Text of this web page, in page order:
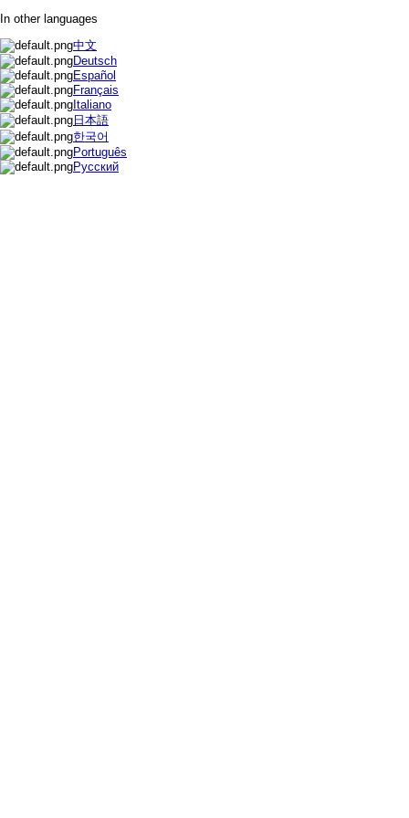
In other languages
中文
Deutsch
Español
Français
Italiano
日本語
한국어
Português
Русский